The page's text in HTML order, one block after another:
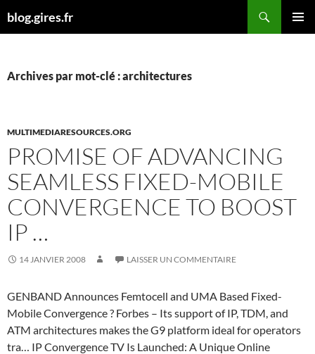
aublog.gires.fr
Archives par mot-clé : architectures
MULTIMEDIARESOURCES.ORG
PROMISE OF ADVANCING
SEAMLESS FIXED-MOBILE
CONVERGENCE TO BOOST
IP …
14 JANVIER 2008 LAISSER UN COMMENTAIRE
GENBAND Announces Femtocell and UMA Based Fixed-
Mobile Convergence ? Forbes – Its support of IP, TDM, and
ATM architectures makes the G9 platform ideal for operators
tra… IP Convergence TV Is Launched: A Unique Online